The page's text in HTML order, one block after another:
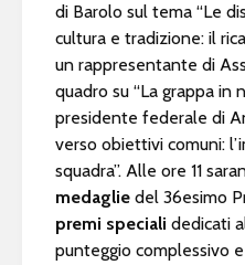
di Barolo sul tema “Le
cultura e tradizione: il
un rappresentante di
quadro su “La grappa in
presidente federale di
verso obiettivi comuni:
squadra”. Alle ore 11
medaglie del 36esimo
premi speciali dedicati
punteggio complessivo